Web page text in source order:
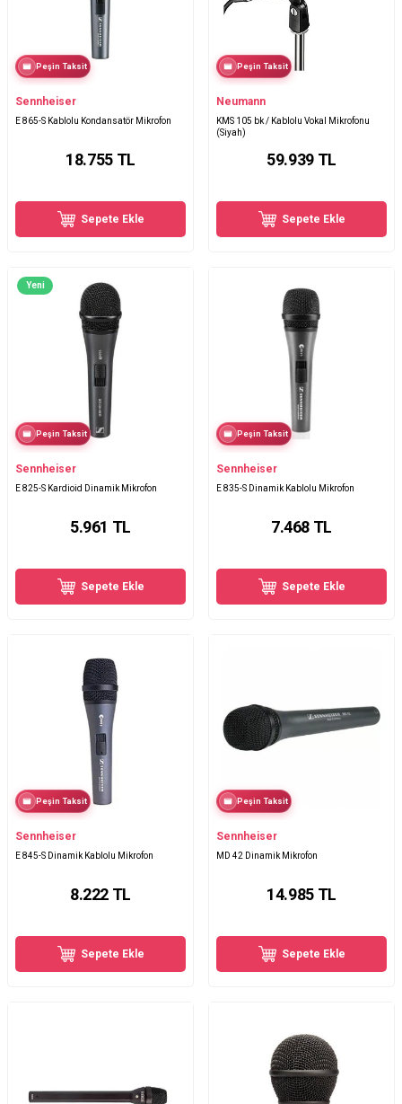
Peşin Taksit
Sennheiser
E 865-S Kablolu Kondansatör Mikrofon
18.755TL
Sepete Ekle
Peşin Taksit
Neumann
KMS 105 bk / Kablolu Vokal Mikrofonu
(Siyah)
59.939TL
Sepete Ekle
Yeni
Peşin Taksit
Sennheiser
E 825-S Kardioid Dinamik Mikrofon
5.961 TL
Sepete Ekle
Peşin Taksit
Sennheiser
E 835-S Dinamik Kablolu Mikrofon
7.468 TL
Sepete Ekle
Peşin Taksit
Sennheiser
E 845-S Dinamik Kablolu Mikrofon
8.222 TL
Sepete Ekle
Peşin Taksit
Sennheiser
MD 42 Dinamik Mikrofon
14.985TL
Sepete Ekle